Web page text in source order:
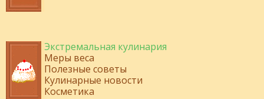
Экстремальная кулинария
Меры веса
Полезные советы
Кулинарные новости
Косметика